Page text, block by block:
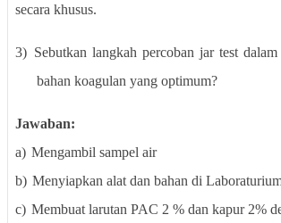
secara khusus.
3) Sebutkan langkah percoban jar test
bahan koagulan yang optimum?
Jawaban:
a) Mengambil sampel air
b) Menyiapkan alat dan bahan di
c) Membuat larutan PAC 2 % dan kapur 2%